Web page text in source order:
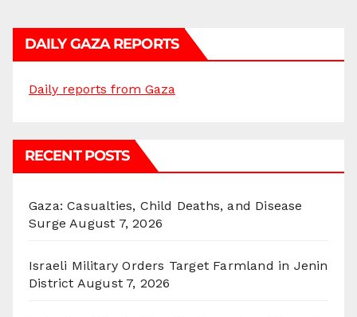
DAILY GAZA REPORTS
Daily reports from Gaza
RECENT POSTS
Gaza: Casualties, Child Deaths, and Disease
Surge August 7, 2026
Israeli Military Orders Target Farmland in Jenin
District August 7, 2026